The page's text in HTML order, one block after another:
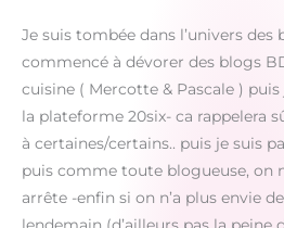
Je suis tombée dans l’univers des
commencé à dévorer des blogs
cuisine ( Mercotte & Pascale )
la plateforme 20six- ca rappelera
à certaines/certains.. puis je suis
puis comme toute blogueuse, on
arrête -enfin si on n’a plus envie